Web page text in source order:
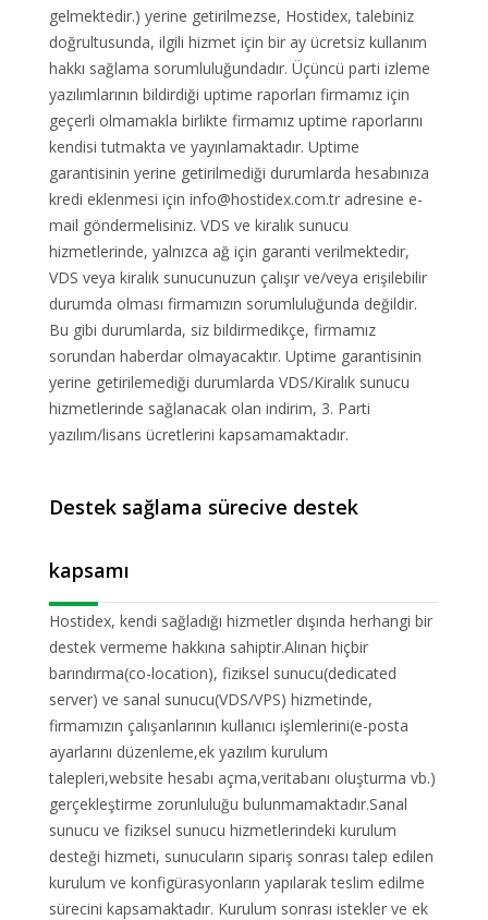
gelmektedir.) yerine getirilmezse, Hostidex, talebiniz
doğrultusunda, ilgili hizmet için bir ay ücretsiz kullanım
hakkı sağlama sorumluluğundadır. Üçüncü parti izleme
yazılımlarının bildirdiği uptime raporları firmamız için
geçerli olmamakla birlikte firmamız uptime raporlarını
kendisi tutmakta ve yayınlamaktadır. Uptime
garantisinin yerine getirilmediği durumlarda hesabınıza
kredi eklenmesi için info@hostidex.com.tr adresine e-
mail göndermelisiniz. VDS ve kiralık sunucu
hizmetlerinde, yalnızca ağ için garanti verilmektedir,
VDS veya kiralık sunucunuzun çalışır ve/veya erişilebilir
durumda olması firmamızın sorumluluğunda değildir.
Bu gibi durumlarda, siz bildirmedikçe, firmamız
sorundan haberdar olmayacaktır. Uptime garantisinin
yerine getirilemediği durumlarda VDS/Kiralık sunucu
hizmetlerinde sağlanacak olan indirim, 3. Parti
yazılım/lisans ücretlerini kapsamamaktadır.
Destek sağlama sürecive destek
kapsamı
Hostidex, kendi sağladığı hizmetler dışında herhangi bir
destek vermeme hakkına sahiptir.Alınan hiçbir
barındırma(co-location), fiziksel sunucu(dedicated
server) ve sanal sunucu(VDS/VPS) hizmetinde,
firmamızın çalışanlarının kullanıcı işlemlerini(e-posta
ayarlarını düzenleme,ek yazılım kurulum
talepleri,website hesabı açma,veritabanı oluşturma vb.)
gerçekleştirme zorunluluğu bulunmamaktadır.Sanal
sunucu ve fiziksel sunucu hizmetlerindeki kurulum
desteği hizmeti, sunucuların sipariş sonrası talep edilen
kurulum ve konfigürasyonların yapılarak teslim edilme
sürecini kapsamaktadır. Kurulum sonrası istekler ve ek